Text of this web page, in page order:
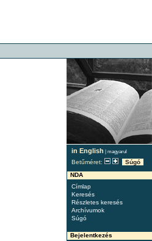
in English | magyarul
Betűméret:
Súgó
NDA
Címlap
Keresés
Részletes keresés
Archívumok
Súgó
Bejelentkezés